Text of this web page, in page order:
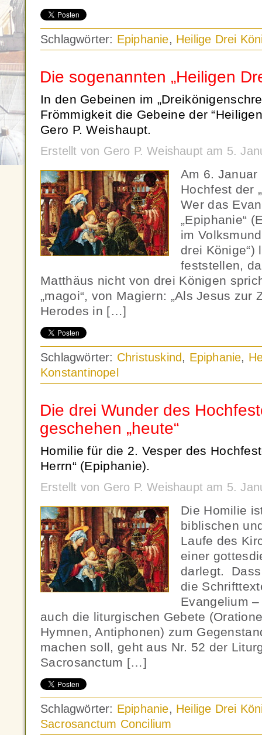
Schlagwörter: Epiphanie, Heilige Drei
Die sogenannten „Heiligen
In den Gebeinen im
Frömmigkeit die Gebeine der
Gero P. Weishaupt.
Erstellt von Gero P. Weishaupt am 5.
Am 6.
Hochfest der
Wer das
„Epiphanie“
im
drei
feststellen,
Matthäus nicht von drei Königen
„magoi“, von Magiern: „Als Jesus zur
Herodes in […]
Schlagwörter: Christuskind, Epiphanie,
Konstantinopel
Die drei Wunder des
geschehen „heute“
Homilie für die 2. Vesper des
Herrn“ (Epiphanie).
Erstellt von Gero P. Weishaupt am 5.
Die Homilie
biblischen
Laufe des
einer
darlegt.
die
Evangelium
auch die liturgischen Gebete
Hymnen, Antiphonen) zum
machen soll, geht aus Nr. 52 der
Sacrosanctum […]
Schlagwörter: Epiphanie, Heilige Drei
Sacrosanctum Concilium